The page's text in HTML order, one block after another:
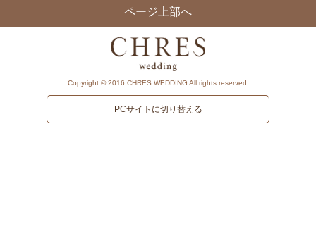
ページ上部へ
Copyright © 2016 CHRES WEDDING All rights reserved.
PCサイトに切り替える